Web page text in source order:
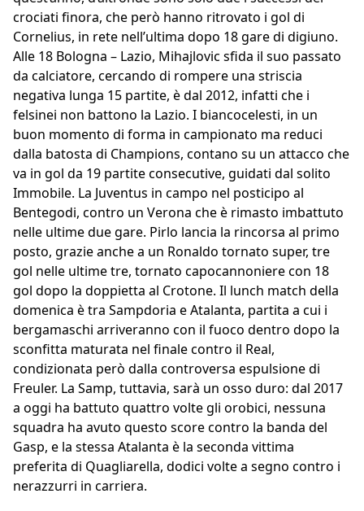
crociati finora, che però hanno ritrovato i gol di
Cornelius, in rete nell’ultima dopo 18 gare di digiuno.
Alle 18 Bologna – Lazio, Mihajlovic sfida il suo passato
da calciatore, cercando di rompere una striscia
negativa lunga 15 partite, è dal 2012, infatti che i
felsinei non battono la Lazio. I biancocelesti, in un
buon momento di forma in campionato ma reduci
dalla batosta di Champions, contano su un attacco che
va in gol da 19 partite consecutive, guidati dal solito
Immobile. La Juventus in campo nel posticipo al
Bentegodi, contro un Verona che è rimasto imbattuto
nelle ultime due gare. Pirlo lancia la rincorsa al primo
posto, grazie anche a un Ronaldo tornato super, tre
gol nelle ultime tre, tornato capocannoniere con 18
gol dopo la doppietta al Crotone. Il lunch match della
domenica è tra Sampdoria e Atalanta, partita a cui i
bergamaschi arriveranno con il fuoco dentro dopo la
sconfitta maturata nel finale contro il Real,
condizionata però dalla controversa espulsione di
Freuler. La Samp, tuttavia, sarà un osso duro: dal 2017
a oggi ha battuto quattro volte gli orobici, nessuna
squadra ha avuto questo score contro la banda del
Gasp, e la stessa Atalanta è la seconda vittima
preferita di Quagliarella, dodici volte a segno contro i
nerazzurri in carriera.